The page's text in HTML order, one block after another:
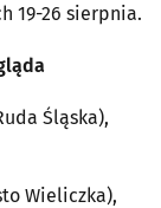
19-26 sierpnia.
Śląska),
Wieliczka),